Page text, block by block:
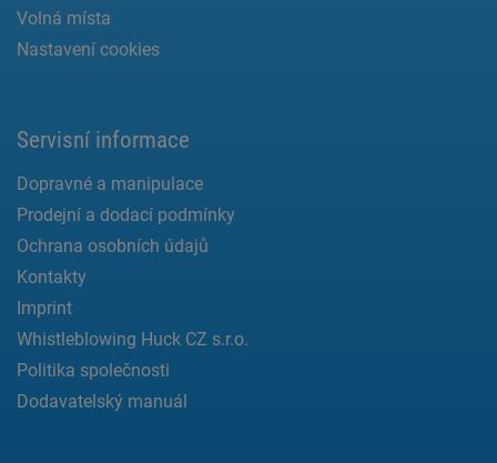
Volná místa
Nastavení cookies
Servisní informace
Dopravné a manipulace
Prodejní a dodací podmínky
Ochrana osobních údajů
Kontakty
Imprint
Whistleblowing Huck CZ s.r.o.
Politika společnosti
Dodavatelský manuál